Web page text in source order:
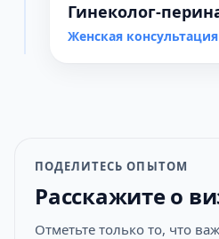
Гинеколог-
Женская
ПОДЕЛИТЕСЬ ОПЫТОМ
Расскажите о
Отметьте только то, что